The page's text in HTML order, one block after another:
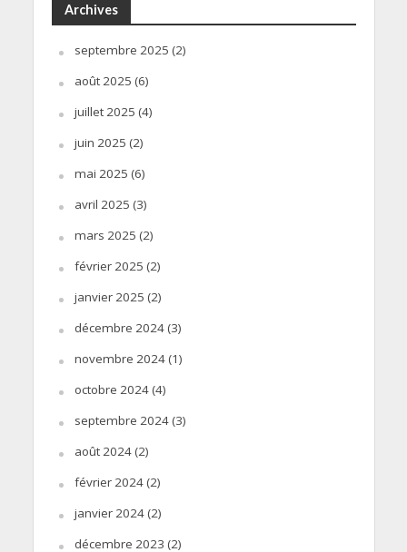
Archives
septembre 2025 (2)
août 2025 (6)
juillet 2025 (4)
juin 2025 (2)
mai 2025 (6)
avril 2025 (3)
mars 2025 (2)
février 2025 (2)
janvier 2025 (2)
décembre 2024(3)
novembre 2024(1)
octobre 2024(4)
septembre 2024(3)
août 2024(2)
février 2024(2)
janvier 2024(2)
décembre 2023 (2)